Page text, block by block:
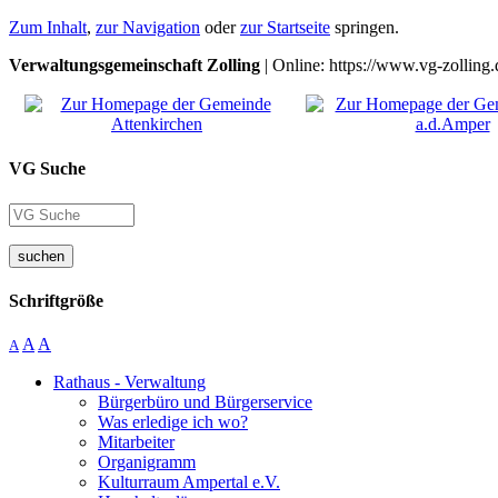
Zum Inhalt, zur Navigation oderzur Startseite springen.
Verwaltungsgemeinschaft Zolling | Online: https://www.vg-
VG Suche
suchen
Schriftgröße
A A A
Rathaus - Verwaltung
Bürgerbüro und Bürgerservice
Was erledige ich wo?
Mitarbeiter
Organigramm
Kulturraum Ampertal e.V.